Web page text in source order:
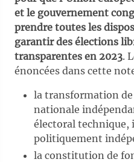
et le gouvernement
prendre toutes les
garantir des élections
transparentes en 2023.
énoncées dans cette
la transformation
nationale
électoral technique,
politiquement
la constitution de